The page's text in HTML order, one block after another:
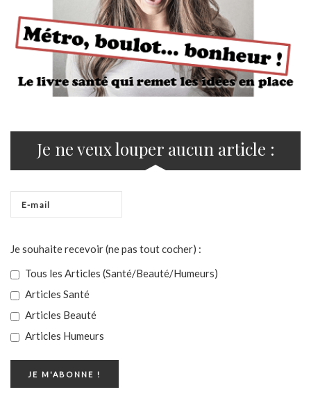
Je ne veux louper aucun article :
Je souhaite recevoir (ne pas tout cocher) :
Tous les Articles (Santé/Beauté/Humeurs)
Articles Santé
Articles Beauté
Articles Humeurs